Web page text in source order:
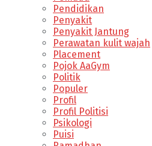
Pendidikan
Penyakit
Penyakit Jantung
Perawatan kulit wajah
Placement
Pojok AaGym
Politik
Populer
Profil
Profil Politisi
Psikologi
Puisi